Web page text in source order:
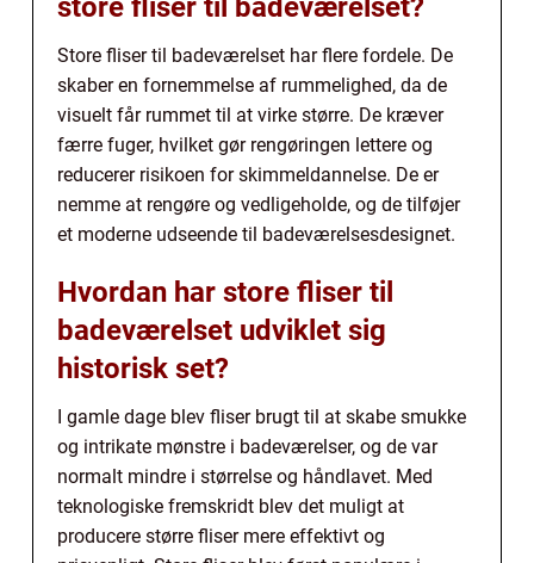
store fliser til badeværelset?
Store fliser til badeværelset har flere fordele. De
skaber en fornemmelse af rummelighed, da de
visuelt får rummet til at virke større. De kræver
færre fuger, hvilket gør rengøringen lettere og
reducerer risikoen for skimmeldannelse. De er
nemme at rengøre og vedligeholde, og de tilføjer
et moderne udseende til badeværelsesdesignet.
Hvordan har store fliser til
badeværelset udviklet sig
historisk set?
I gamle dage blev fliser brugt til at skabe smukke
og intrikate mønstre i badeværelser, og de var
normalt mindre i størrelse og håndlavet. Med
teknologiske fremskridt blev det muligt at
producere større fliser mere effektivt og